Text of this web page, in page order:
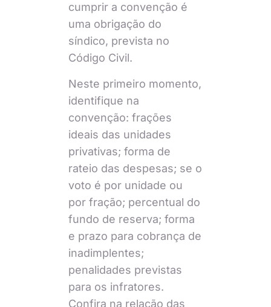
cumprir a convenção é
uma obrigação do
síndico, prevista no
Código Civil.
Neste primeiro momento,
identifique na
convenção: frações
ideais das unidades
privativas; forma de
rateio das despesas; se o
voto é por unidade ou
por fração; percentual do
fundo de reserva; forma
e prazo para cobrança de
inadimplentes;
penalidades previstas
para os infratores.
Confira na relação das